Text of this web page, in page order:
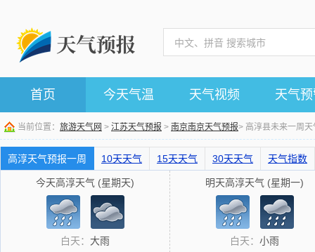
首页 今天气温 天气视频 天气
当前位置： 旅游天气网 > 江苏天气预报 > 南京南京天气预报> 高淳县未来一周天
高淳天气预报一周 10天天气 15天天气 30天天气 天气指数
今天高淳天气 (星期天)
白天： 大雨
明天高淳天气 (星期一)
白天： 小雨